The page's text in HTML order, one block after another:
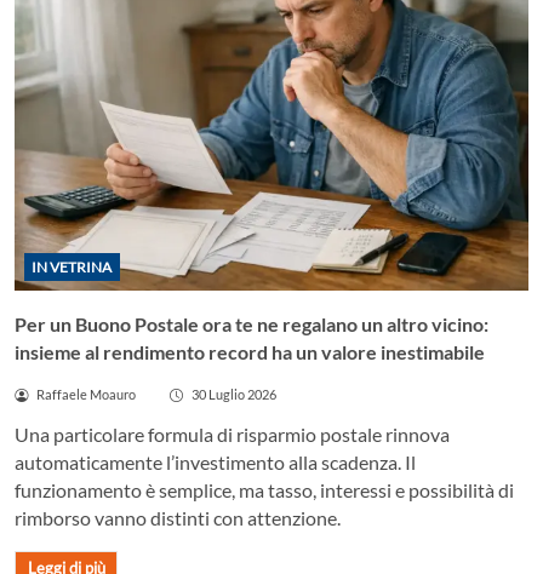
IN VETRINA
Per un Buono Postale ora te ne regalano un altro vicino:
insieme al rendimento record ha un valore inestimabile
Raffaele Moauro 30 Luglio 2026
Una particolare formula di risparmio postale rinnova
automaticamente l’investimento alla scadenza. Il
funzionamento è semplice, ma tasso, interessi e possibilità di
rimborso vanno distinti con attenzione.
Leggi di più